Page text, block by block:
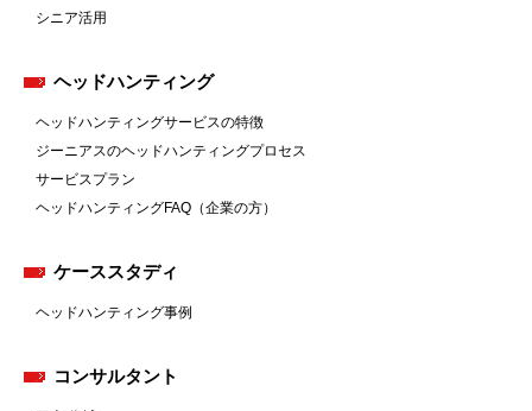
シニア活用
ヘッドハンティング
ヘッドハンティングサービスの特徴
ジーニアスのヘッドハンティングプロセス
サービスプラン
ヘッドハンティングFAQ（企業の方）
ケーススタディ
ヘッドハンティング事例
コンサルタント